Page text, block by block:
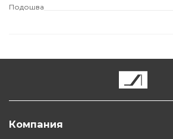
Подошва
Компания